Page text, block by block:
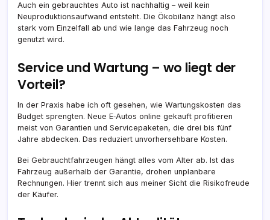
Auch ein gebrauchtes Auto ist nachhaltig – weil kein
Neuproduktionsaufwand entsteht. Die Ökobilanz hängt also
stark vom Einzelfall ab und wie lange das Fahrzeug noch
genutzt wird.
Service und Wartung – wo liegt der
Vorteil?
In der Praxis habe ich oft gesehen, wie Wartungskosten das
Budget sprengten. Neue E‑Autos online gekauft profitieren
meist von Garantien und Servicepaketen, die drei bis fünf
Jahre abdecken. Das reduziert unvorhersehbare Kosten.
Bei Gebrauchtfahrzeugen hängt alles vom Alter ab. Ist das
Fahrzeug außerhalb der Garantie, drohen unplanbare
Rechnungen. Hier trennt sich aus meiner Sicht die Risikofreude
der Käufer.